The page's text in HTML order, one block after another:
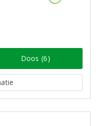
Doos (6)